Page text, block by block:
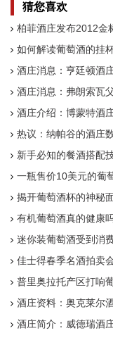
猜您喜欢
柏菲酒庄发布2012金
如何解读葡萄酒的挂
酒庄消息：亨廷顿酒
酒庄消息：弗朗索瓦
酒庄介绍：博蒙特酒
热议：纳帕谷的酒庄
新手必知的餐酒搭配
一瓶售价10美元的葡
揭开葡萄酒杯的神秘
有机葡萄酒真的健康
迷你装葡萄酒受到消
佳士得春季名酒拍卖
普里奥拉托产区打响
酒庄资料：奥克莱尔
酒庄简介：威德瑞酒